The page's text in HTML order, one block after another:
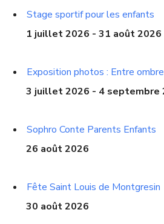
Stage sportif pour les enfants
1 juillet 2026 - 31 août 2026
Exposition photos : Entre
3 juillet 2026 - 4 septembre
Sophro Conte Parents Enfants
26 août 2026
Fête Saint Louis de Montgresin
30 août 2026